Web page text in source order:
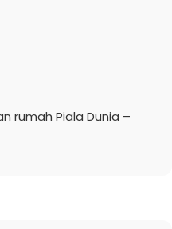
rumah Piala Dunia –